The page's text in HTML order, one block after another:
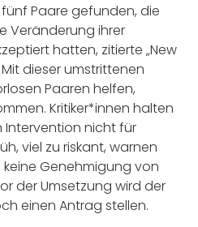
Paare gefunden, die
Veränderung ihrer
hatten, zitierte „New
dieser umstrittenen
Paaren helfen,
Kritiker*innen halten
Intervention nicht für
viel zu riskant, warnen
Genehmigung von
der Umsetzung wird der
einen Antrag stellen.